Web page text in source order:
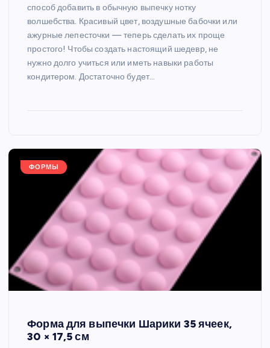
способ добавить в обычную выпечку нотку
волшебства. Красивый цвет, воздушные бабочки или
ажурные лепесточки — теперь сделать их проще
простого! Чтобы создать настоящий шедевр, не
нужно долго учиться или иметь навыки работы
кондитером. Достаточно будет…
ФОРМЫ
Форма для выпечки Шарики 35 ячеек,
30 × 17,5 см